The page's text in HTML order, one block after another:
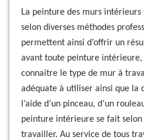
La peinture des murs
selon diverses méthodes
permettent ainsi d’offrir un
avant toute peinture
connaitre le type de mur à
adéquate à utiliser ainsi que la
l’aide d’un pinceau, d’un
peinture intérieure se fait
travailler. Au service de tous